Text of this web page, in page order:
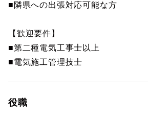
■隣県への出張対応可能な方
【歓迎要件】
■第二種電気工事士以上
■電気施工管理技士
役職